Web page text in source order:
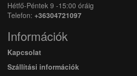
Hétfő-Péntek 9 -15:00 óráig
Telefon: +36304721097
Információk
Kapcsolat
Szállítási információk